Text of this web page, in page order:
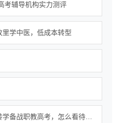
考辅导机构实力测评
学中医，低成本转型